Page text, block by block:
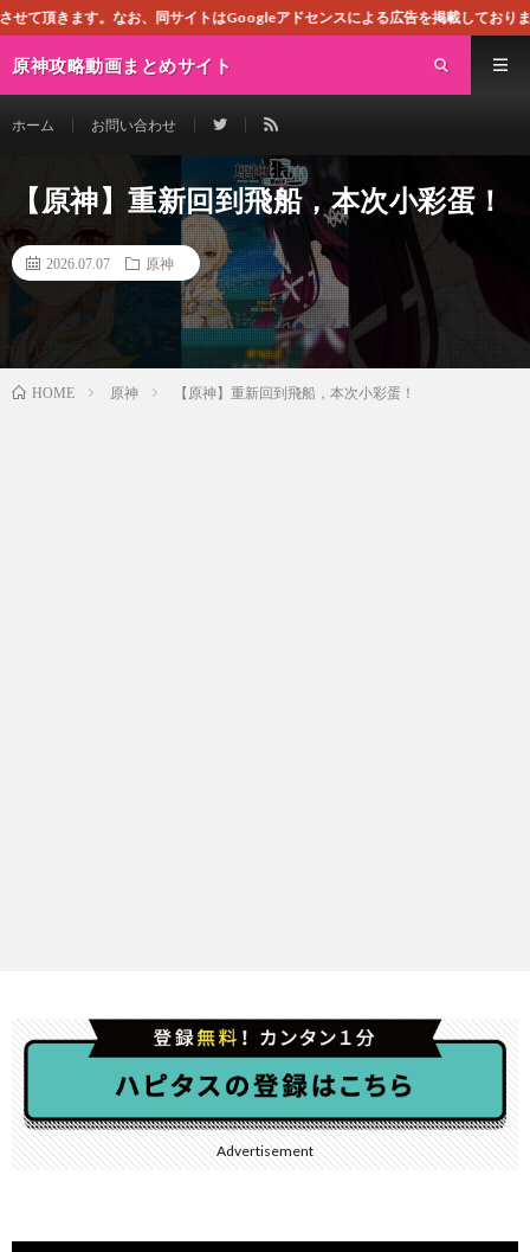
、同サイトはGoogleアドセンスによる広告を掲載しております。
原神攻略動画まとめサイト
ホーム お問い合わせ
【原神】重新回到飛船，本次小彩蛋！
2026.07.07 原神
HOME 原神 【原神】重新回到飛船，本次小彩蛋！
Advertisement